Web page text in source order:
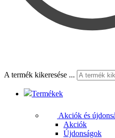
A termék kikeresése ...
Termékek
Akciók és
Akciók
Újdonságok